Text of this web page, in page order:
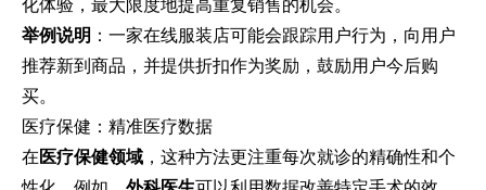
化体验，最大限度地提高重复销售的机会。
举例说明 ：一家在线服装店可能会跟踪用户行为，向用户
推荐新到商品，并提供折扣作为奖励，鼓励用户今后购
买。
医疗保健：精准医疗数据
在医疗保健领域 ，这种方法更注重每次就诊的精确性和个